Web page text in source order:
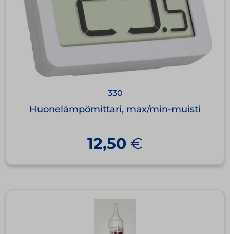
330
Huonelämpömittari, max/min-muisti
12,50 €